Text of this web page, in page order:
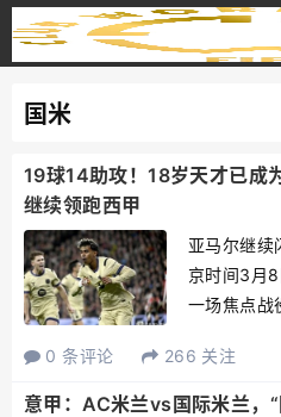
国米
19球14助攻！18岁天才已成
继续领跑西甲
亚马尔继续
京时间3月
一场焦点战
下半场亚马
场1比0艰难
0 条评论 266 关注
意甲：AC米兰vs国际米兰，